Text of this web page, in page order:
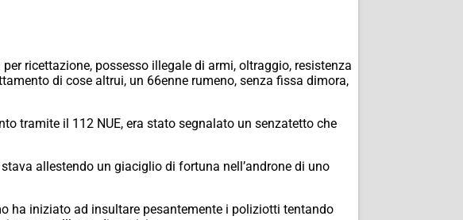
ricettazione, possesso illegale di armi, oltraggio, resistenza
di cose altrui, un 66enne rumeno, senza fissa dimora,
tramite il 112 NUE, era stato segnalato un senzatetto che
allestendo un giaciglio di fortuna nell’androne di uno
ha iniziato ad insultare pesantemente i poliziotti tentando